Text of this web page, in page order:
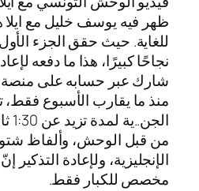
ظهر فيه يوسف خليل مع ايلا
للغاية. حيث حقق الجزء
نجاحًا كبيرًا، هذا ما دفعه
منذ ما يقارب الأسبوع فقط،
من قبل الوحش، وألفاظ
الإنجليزية، ولإعادة التذكير
مخصص للكبار فقط.